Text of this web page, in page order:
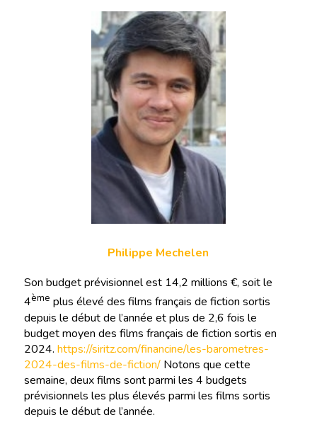
Philippe Mechelen
Son budget prévisionnel est 14,2 millions €, soit le
4ème plus élevé des films français de fiction sortis
depuis le début de l’année et plus de 2,6 fois le
budget moyen des films français de fiction sortis en
2024. https://siritz.com/financine/les-barometres-
2024-des-films-de-fiction/Notons que cette
semaine, deux films sont parmi les 4 budgets
prévisionnels les plus élevés parmi les films sortis
depuis le début de l’année.